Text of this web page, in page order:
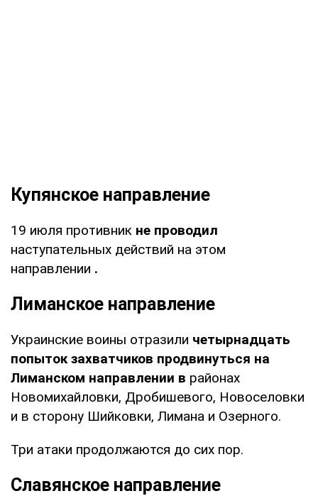
Купянское направление
19 июля противник не проводил
наступательных действий на этом
направлении .
Лиманское направление
Украинские воины отразили четырнадцать
попыток захватчиков продвинуться на
Лиманском направлении в районах
Новомихайловки, Дробишевого, Новоселовки
и в сторону Шийковки, Лимана и Озерного.
Три атаки продолжаются до сих пор.
Славянское направление